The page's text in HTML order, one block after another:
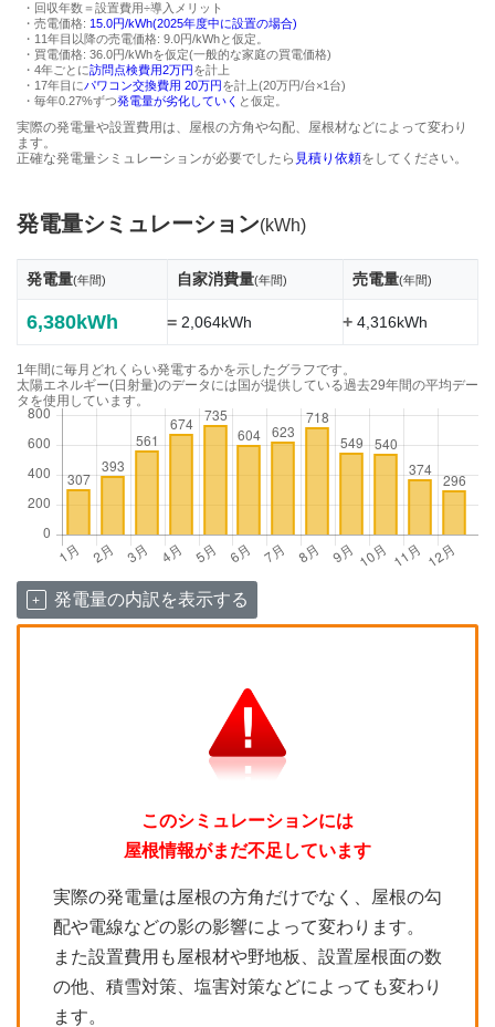
・回収年数＝設置費用÷導入メリット
・売電価格: 15.0円/kWh(2025年度中に設置の場合)
・11年目以降の売電価格: 9.0円/kWhと仮定。
・買電価格: 36.0円/kWhを仮定(一般的な家庭の買電価格)
・4年ごとに訪問点検費用2万円を計上
・17年目にパワコン交換費用 20万円を計上(20万円/台×1台)
・毎年0.27%ずつ発電量が劣化していく と仮定。
実際の発電量や設置費用は、屋根の方角や勾配、屋根材などによって変わり
ます。
正確な発電量シミュレーションが必要でしたら 見積り依頼をしてください。
発電量シミュレーション(kWh)
発電量(年間) 自家消費量(年間) 売電量(年間)
6,380kWh =2,064kWh +4,316kWh
1年間に毎月どれくらい発電するかを示したグラフです。
太陽エネルギー(日射量)のデータには国が提供している過去29年間の平均デー
タを使用しています。
発電量の内訳を表示する
このシミュレーションには
屋根情報がまだ不足しています
実際の発電量は屋根の方角だけでなく、屋根の勾
配や電線などの影の影響によって変わります。
また設置費用も屋根材や野地板、設置屋根面の数
の他、積雪対策、塩害対策などによっても変わり
ます。